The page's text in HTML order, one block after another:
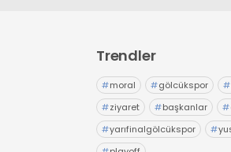
Trendler
#moral #gölcükspor #
#ziyaret #başkanlar #
#yarıfinalgölcükspor #